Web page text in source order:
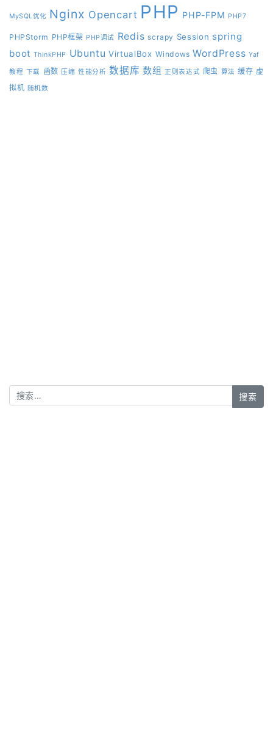
MySQL优化 Nginx Opencart PHP PHP-FPM PHP7
PHPStorm PHP框架 PHP调试 Redis scrapy Session spring
boot ThinkPHP Ubuntu VirtualBox Windows WordPress Yaf
教程 下载 函数 压缩 性能分析 数据库 数组 正则表达式 爬虫 算法 缓存 虚
拟机 随机数